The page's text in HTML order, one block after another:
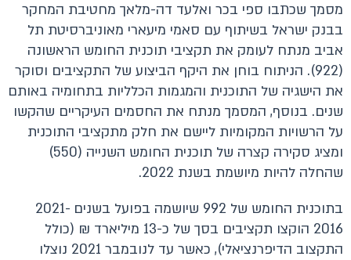
מסמך שכתבו ספי בכר ואלעד דה-מלאך מחטיבת המחקר
בבנק ישראל בשיתוף עם סאמי מיעארי מאוניברסיטת תל
אביב מנתח לעומק את תקציבי תוכנית החומש הראשונה
(922). הניתוח בוחן את היקף הביצוע של התקציבים וסוקר
את הישגיה של התוכנית והמגמות הכלליות בתחומיה באותם
שנים. בנוסף, המסמך מנתח את החסמים העיקריים שהקשו
על הרשויות המקומיות ליישם את חלק מתקציבי התוכנית
ומציג סקירה קצרה של תוכנית החומש השנייה (550)
שהחלה להיות מיושמת בשנת 2022.
בתוכנית החומש של 992 שיושמה בפועל בשנים 2021-
2016 הוקצו תקציבים בסך של כ-13 מיליארד ₪ (כולל
התקצוב הדיפרנציאלי), כאשר עד לנובמבר 2021 נוצלו